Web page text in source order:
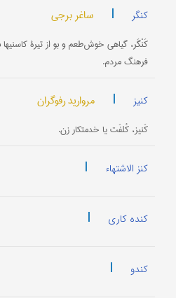
کنگر | ساغر برجی
کَنْگَر، گیاهی خوش‌طعم و بو از تیرۀ
فرهنگ مردم.
کنیز | مروارید رفوگران
کَنیز، کُلفَت یا خدمتکار زن.
کنز الاشتهاء |
کنده کاری |
کندو |